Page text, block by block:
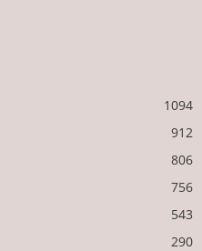
1094
912
806
756
543
290